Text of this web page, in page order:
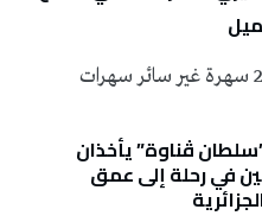
كانت سهرة الخميس 6 اوت 2026 سهرة غير سائر سهرات
ڤناوة” يأخذان
في رحلة إلى عمق